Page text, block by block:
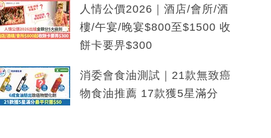
人情公價2026｜酒店/會所/酒
樓/午宴/晚宴$800至$1500 收
餅卡要畀$300
消委會食油測試｜21款無致癌
物食油推薦 17款獲5星滿分